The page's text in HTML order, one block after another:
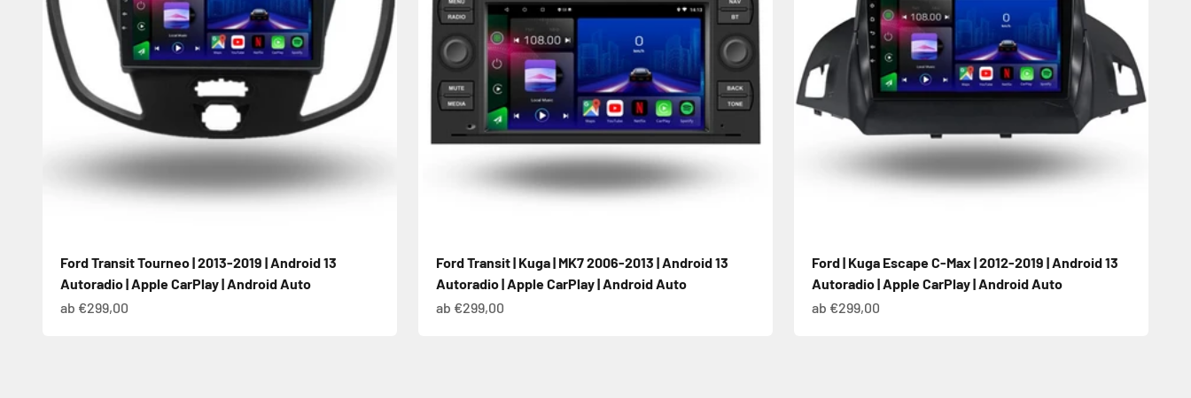
Ford Transit Tourneo | 2013-2019 | Android 13
Autoradio | Apple CarPlay | Android Auto
Angebot
ab €299,00
Ford Transit | Kuga | MK7 2006-2013 | Android 13
Autoradio | Apple CarPlay | Android Auto
Angebot
ab €299,00
Ford | Kuga Escape C-Max | 2012-2019 | Android 13
Autoradio | Apple CarPlay | Android Auto
Angebot
ab €299,00